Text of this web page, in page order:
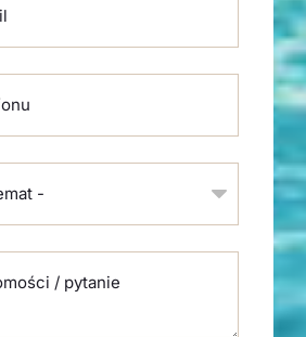
-
/ pytanie